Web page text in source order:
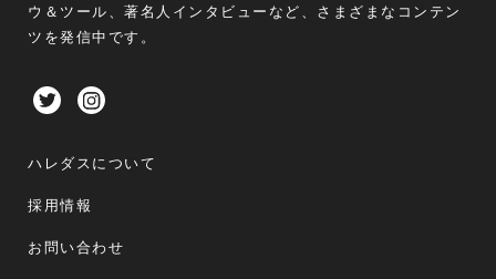
ウ＆ツール、著名人インタビューなど、さまざまなコンテン
ツを発信中です。
ハレダスについて
採用情報
お問い合わせ